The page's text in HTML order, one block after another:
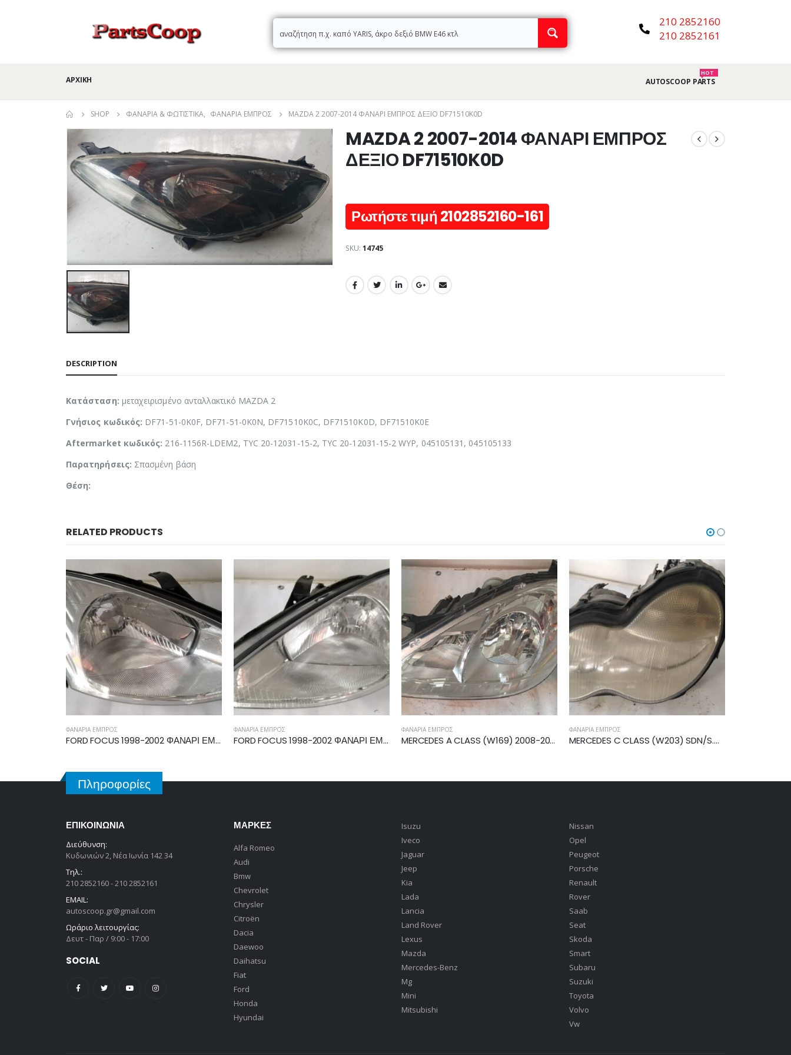
210 2852160
210 2852161
ΑΡΧΙΚΉ AUTOSCOOP PARTS
HOT
SHOP ΦΑΝΆΡΙΑ & ΦΩΤΙΣΤΙΚΆ, ΦΑΝΆΡΙΑ ΕΜΠΡΌΣ MAZDA 2 2007-2014 ΦΑΝΑΡΙ ΕΜΠΡΟΣ ΔΕΞΙΟ DF71510K0D
MAZDA 2 2007-2014 ΦΑΝΑΡΙ ΕΜΠΡΟΣ
ΔΕΞΙΟ DF71510K0D
Ρωτήστε τιμή 2102852160-161
SKU: 14745
DESCRIPTION
Κατάσταση: μεταχειρισμένο ανταλλακτικό MAZDA 2
Γνήσιος κωδικός: DF71-51-0K0F, DF71-51-0K0N, DF71510K0C, DF71510K0D, DF71510K0E
Aftermarket κωδικός: 216-1156R-LDEM2, TYC 20-12031-15-2, TYC 20-12031-15-2 WYP, 045105131, 045105133
Παρατηρήσεις: Σπασμένη βάση
Θέση:
RELATED PRODUCTS
ΦΑΝΆΡΙΑ ΕΜΠΡΌΣ
FORD FOCUS 1998-2002 ΦΑΝΑΡΙ ΕΜΠΡΟΣ ΑΡΙΣΤΕΡΟ 1084890
ΦΑΝΆΡΙΑ ΕΜΠΡΌΣ
MERCEDES A CLASS (W169) 2008-2012 ΦΑΝΑΡΙ ΕΜΠΡΟΣ ΑΡΙΣΤΕΡΟ A1698205761
ΦΑΝΆΡΙΑ ΕΜΠΡΌΣ
MERCEDES C CLASS (W203) SDN/S.W. 2000-2003 ΦΑΝΑΡΙ ΕΜΠΡΟΣ ΑΡΙΣΤΕΡΟ 2038200161
ΦΑΝΆΡΙΑ ΕΜΠΡΌΣ
Πληροφορίες
ΕΠΙΚΟΙΝΩΝΊΑ
Διεύθυνση:
Κυδωνιών 2, Νέα Ιωνία 142 34
Τηλ.:
210 2852160 - 210 2852161
EMAIL:
autoscoop.gr@gmail.com
Ωράριο λειτουργίας:
Δευτ - Παρ / 9:00 - 17:00
SOCIAL
ΜΆΡΚΕΣ
Alfa Romeo
Audi
Bmw
Chevrolet
Chrysler
Citroën
Dacia
Daewoo
Daihatsu
Fiat
Ford
Honda
Hyundai
Isuzu
Iveco
Jaguar
Jeep
Kia
Lada
Lancia
Land Rover
Lexus
Mazda
Mercedes-Benz
Mg
Mini
Mitsubishi
Nissan
Opel
Peugeot
Porsche
Renault
Rover
Saab
Seat
Skoda
Smart
Subaru
Suzuki
Toyota
Volvo
Vw